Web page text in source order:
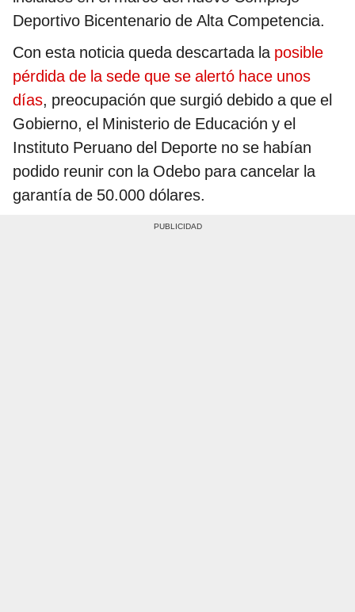
Deportivo Bicentenario de Alta Competencia.
Con esta noticia queda descartada la posible
pérdida de la sede que se alertó hace unos
días, preocupación que surgió debido a que el
Gobierno, el Ministerio de Educación y el
Instituto Peruano del Deporte no se habían
podido reunir con la Odebo para cancelar la
garantía de 50.000 dólares.